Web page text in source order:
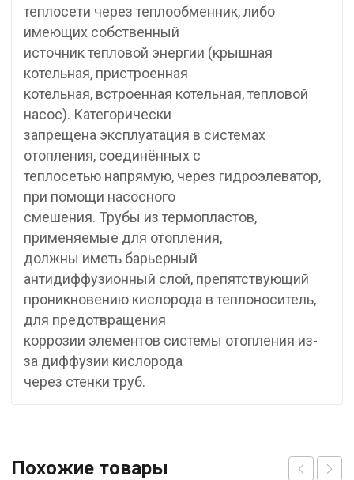
теплосети через теплообменник, либо
имеющих собственный
источник тепловой энергии (крышная
котельная, пристроенная
котельная, встроенная котельная, тепловой
насос). Категорически
запрещена эксплуатация в системах
отопления, соединённых с
теплосетью напрямую, через гидроэлеватор,
при помощи насосного
смешения. Трубы из термопластов,
применяемые для отопления,
должны иметь барьерный
антидиффузионный слой, препятствующий
проникновению кислорода в теплоноситель,
для предотвращения
коррозии элементов системы отопления из-
за диффузии кислорода
через стенки труб.
Похожие товары